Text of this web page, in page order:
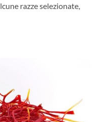
razze selezionate,